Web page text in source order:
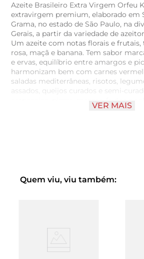
Azeite Brasileiro Extra Virgem Orfeu
extravirgem premium, elaborado em
Grama, no estado de São Paulo, na
Gerais, a partir da variedade de
Um azeite com notas florais e
rosa, maçã e banana. Tem sabor
e ervas, equilíbrio entre amargos e
harmonizam bem com carnes
saladas mediterrâneas, risotos,
assados, queijos curados e semi-
carpaccios, pizzas, massas, frutas e
Conserve-o em um local fresco, ao
VER MAIS
Quem viu, viu também: